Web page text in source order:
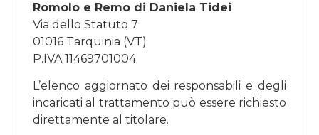
Romolo e Remo di Daniela Tidei
Via dello Statuto 7
01016 Tarquinia (VT)
P.IVA 11469701004
L’elenco aggiornato dei responsabili e degli
incaricati al trattamento può essere richiesto
direttamente al titolare.